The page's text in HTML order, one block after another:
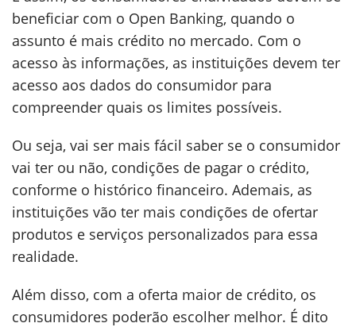
beneficiar com o Open Banking, quando o
assunto é mais crédito no mercado. Com o
acesso às informações, as instituições devem ter
acesso aos dados do consumidor para
compreender quais os limites possíveis.
Ou seja, vai ser mais fácil saber se o consumidor
vai ter ou não, condições de pagar o crédito,
conforme o histórico financeiro. Ademais, as
instituições vão ter mais condições de ofertar
produtos e serviços personalizados para essa
realidade.
Além disso, com a oferta maior de crédito, os
consumidores poderão escolher melhor. É dito